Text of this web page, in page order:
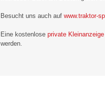
Besucht uns auch auf www.traktor-
Eine kostenlose private Kleinanzeige
werden.